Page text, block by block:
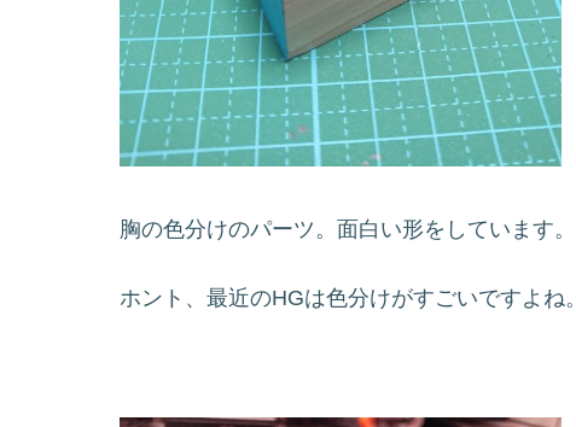
胸の色分けのパーツ。面白い形をしています。
ホント、最近のHGは色分けがすごいですよね。